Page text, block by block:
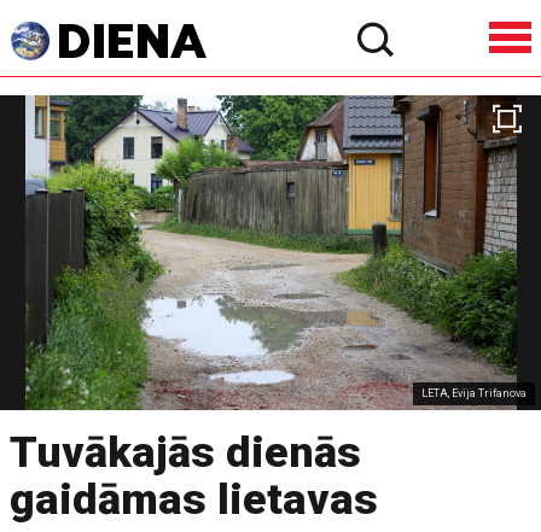
LETA, Evija Trifanova
Tuvākajās dienās
gaidāmas lietavas